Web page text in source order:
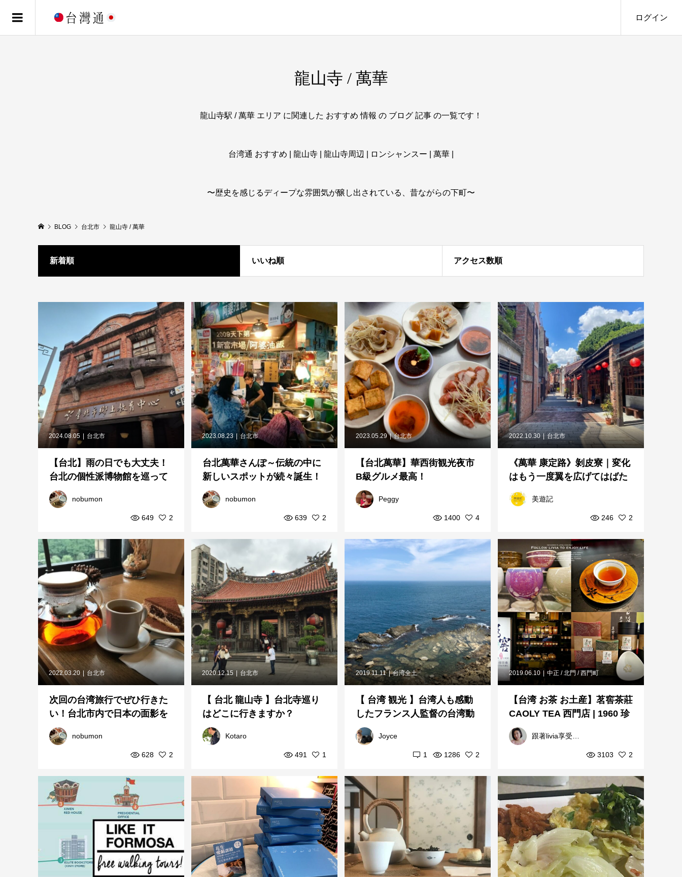
ログイン
龍山寺 / 萬華
龍山寺駅 / 萬華 エリア に関連した おすすめ 情報 の ブログ 記事 の一覧です！
台湾通 おすすめ | 龍山寺 | 龍山寺周辺 | ロンシャンスー | 萬華 |
〜歴史を感じるディープな雰囲気が醸し出されている、昔ながらの下町〜
BLOG 台北市 龍山寺 / 萬華
新着順 いいね順 アクセス数順
2024.08.05 台北市
【台北】雨の日でも大丈夫！
台北の個性派博物館を巡って
みよう
nobumon
649 2
2023.08.23 台北市
台北萬華さんぽ～伝統の中に
新しいスポットが続々誕生！
nobumon
639 2
2023.05.29 台北市
【台北萬華】華西街観光夜市
B級グルメ最高！
Peggy
1400 4
2022.10.30 台北市
《萬華 康定路》剝皮寮｜変化
はもう一度翼を広げてはばた
くために
美遊記
246 2
2022.03.20 台北市
次回の台湾旅行でぜひ行きた
い！台北市内で日本の面影を
残すカフェ４選
nobumon
628 2
2020.12.15 台北市
【 台北 龍山寺 】台北寺巡り
はどこに行きますか？
Kotaro
491 1
2019.11.11 台湾全土
【 台湾 観光 】台湾人も感動
したフランス人監督の台湾動
画から台湾旅行おすすめス...
Joyce
1 1286 2
2019.06.10 中正 / 北門 / 西門町
【台湾 お茶 お土産】茗窖茶莊
CAOLY TEA 西門店 | 1960 珍
藏 老茶 がおすすめ ❤跟...
跟著livia享受人生
3103 2